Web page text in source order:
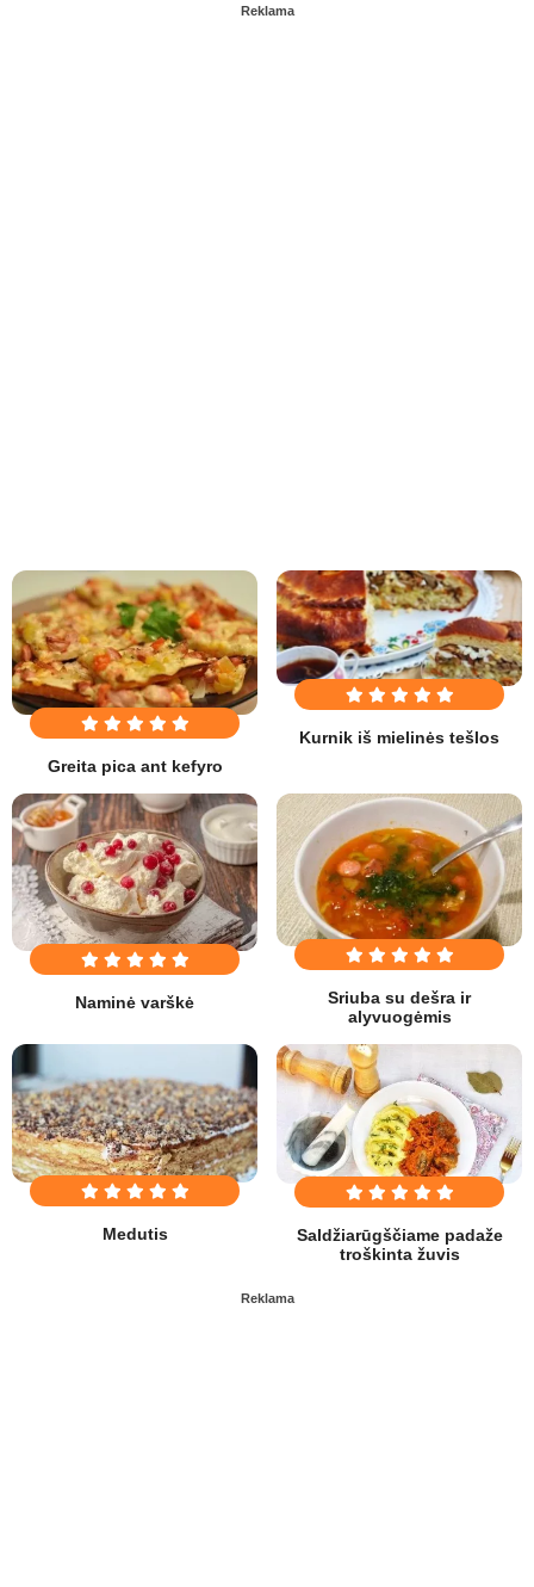
Reklama
Greita pica ant kefyro
Kurnik iš mielinės tešlos
Naminė varškė
Sriuba su dešra ir
alyvuogėmis
Medutis
Saldžiarūgščiame padaže
troškinta žuvis
Reklama